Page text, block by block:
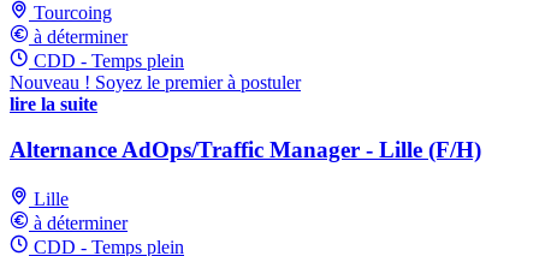
Tourcoing
à déterminer
CDD - Temps plein
Nouveau ! Soyez le premier à postuler
lire la suite
Alternance AdOps/Traffic Manager - Lille (F/H)
Lille
à déterminer
CDD - Temps plein